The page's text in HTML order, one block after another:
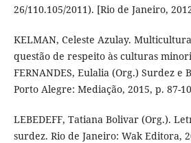
26/110.105/2011). [Rio de Janeiro,
KELMAN, Celeste Azulay.
questão de respeito às culturas
FERNANDES, Eulalia (Org.) Surdez e
Porto Alegre: Mediação, 2015, p. 87-
LEBEDEFF, Tatiana Bolivar (Org.).
surdez. Rio de Janeiro: Wak Editora,